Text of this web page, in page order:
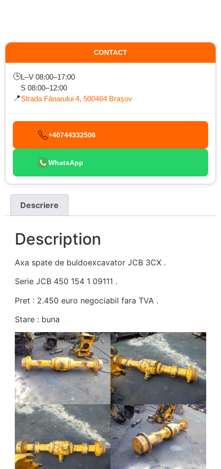
CONTACT
🕒L–V 08:00–17:00
S 08:00–12:00
📍Strada Fânarului 4, 500464 Brașov
+40744332506
WhatsApp
Descriere
Description
Axa spate de buldoexcavator JCB 3CX .
Serie JCB 450 154 1 09111 .
Pret : 2.450 euro negociabil fara TVA .
Stare : buna